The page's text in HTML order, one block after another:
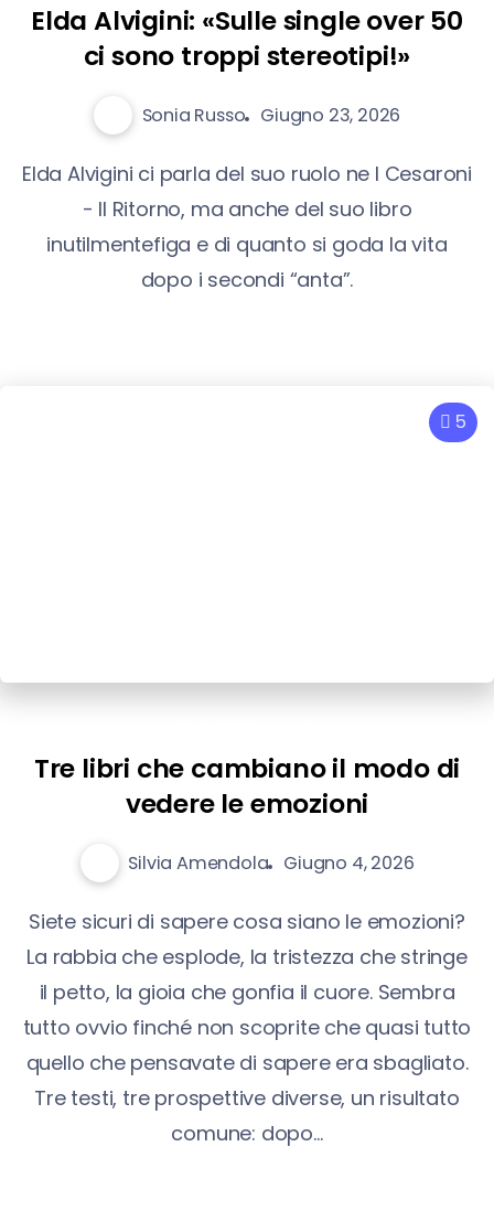
Elda Alvigini: «Sulle single over 50
ci sono troppi stereotipi!»
Sonia Russo Giugno 23, 2026
Elda Alvigini ci parla del suo ruolo ne I Cesaroni
- Il Ritorno, ma anche del suo libro
inutilmentefiga e di quanto si goda la vita
dopo i secondi “anta”.
5
Tre libri che cambiano il modo di
vedere le emozioni
Silvia Amendola Giugno 4, 2026
Siete sicuri di sapere cosa siano le emozioni?
La rabbia che esplode, la tristezza che stringe
il petto, la gioia che gonfia il cuore. Sembra
tutto ovvio finché non scoprite che quasi tutto
quello che pensavate di sapere era sbagliato.
Tre testi, tre prospettive diverse, un risultato
comune: dopo...